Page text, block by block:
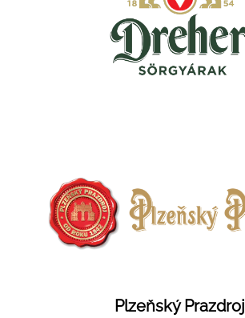
Plzeňský Prazdroj